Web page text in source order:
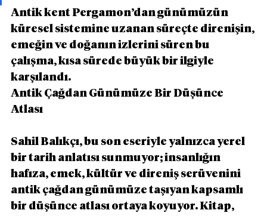
Antik kent Pergamon’dan günümüzün
küresel sistemine uzanan süreçte direnişin,
emeğin ve doğanın izlerini süren bu
çalışma, kısa sürede büyük bir ilgiyle
karşılandı.
Antik Çağdan Günümüze Bir Düşünce
Atlası
Sahil Balıkçı, bu son eseriyle yalnızca yerel
bir tarih anlatısı sunmuyor; insanlığın
hafıza, emek, kültür ve direniş serüvenini
antik çağdan günümüze taşıyan kapsamlı
bir düşünce atlası ortaya koyuyor. Kitap,